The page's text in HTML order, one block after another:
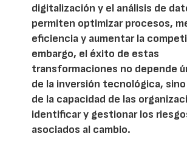
digitalización y el análisis de
permiten optimizar procesos,
eficiencia y aumentar la
embargo, el éxito de estas
transformaciones no depende
de la inversión tecnológica,
de la capacidad de las
identificar y gestionar los
asociados al cambio.